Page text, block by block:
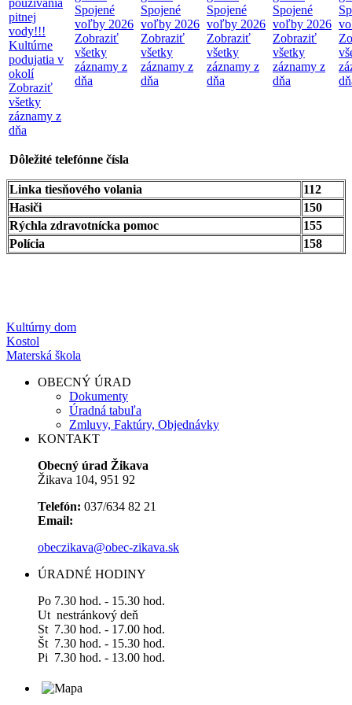
používania
pitnej
vody!!!
Kultúrne
podujatia v
okolí
Zobraziť
všetky
záznamy z
dňa
Spojené
voľby 2026
Zobraziť
všetky
záznamy z
dňa
Spojené
voľby 2026
Zobraziť
všetky
záznamy z
dňa
Spojené
voľby 2026
Zobraziť
všetky
záznamy z
dňa
Spojené
voľby 2026
Zobraziť
všetky
záznamy z
dňa
Dôležité telefónne čísla
Linka tiesňového volania
112
Hasiči
150
Rýchla zdravotnícka pomoc
155
Polícia
158
Kultúrny dom
Kostol
Materská škola
OBECNÝ ÚRAD
Dokumenty
Úradná tabuľa
Zmluvy, Faktúry, Objednávky
KONTAKT
Obecný úrad Žikava
Žikava 104, 951 92
Telefón: 037/634 82 21
Email:
obeczikava@obec-zikava.sk
ÚRADNÉ HODINY
Po 7.30 hod. - 15.30 hod.
Ut nestránkový deň
St 7.30 hod. - 17.00 hod.
Št 7.30 hod. - 15.30 hod.
Pi 7.30 hod. - 13.00 hod.